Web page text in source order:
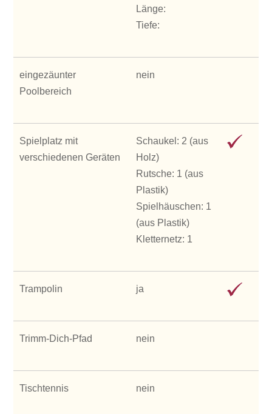
Länge:
Tiefe:
eingezäunter
Poolbereich
nein
Spielplatz mit
verschiedenen Geräten
Schaukel: 2 (aus
Holz)
Rutsche: 1 (aus
Plastik)
Spielhäuschen: 1
(aus Plastik)
Kletternetz: 1
Trampolin ja
Trimm-Dich-Pfad nein
Tischtennis nein